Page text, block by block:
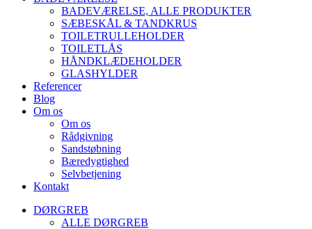
BADEVÆRELSE, ALLE PRODUKTER
SÆBESKÅL & TANDKRUS
TOILETRULLEHOLDER
TOILETLÅS
HÅNDKLÆDEHOLDER
GLASHYLDER
Referencer
Blog
Om os
Om os
Rådgivning
Sandstøbning
Bæredygtighed
Selvbetjening
Kontakt
DØRGREB
ALLE DØRGREB